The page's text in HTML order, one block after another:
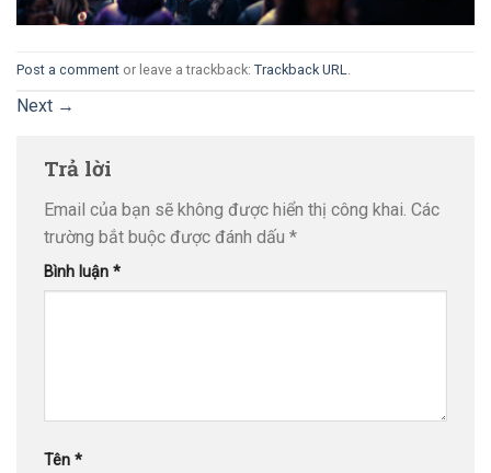
Post a comment or leave a trackback: Trackback URL.
Next →
Trả lời
Email của bạn sẽ không được hiển thị công khai. Các
trường bắt buộc được đánh dấu *
Bình luận *
Tên *